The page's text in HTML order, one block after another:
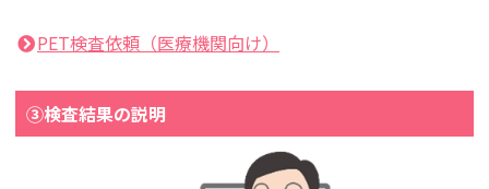
PET検査依頼（医療機関向け）
③検査結果の説明